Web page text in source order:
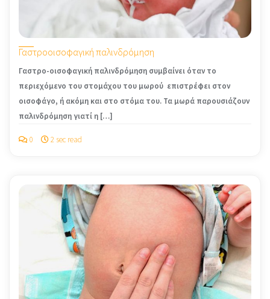
Γαστροοισοφαγική παλινδρόμηση
Γαστρο-οισοφαγική παλινδρόμηση συμβαίνει όταν το
περιεχόμενο του στομάχου του μωρού επιστρέφει στον
οισοφάγο, ή ακόμη και στο στόμα του. Τα μωρά παρουσιάζουν
παλινδρόμηση γιατί η […]
0 2 sec read